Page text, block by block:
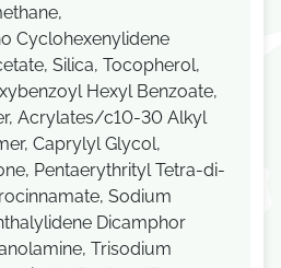
Cyclohexenylidene
Silica, Tocopherol,
Hexyl Benzoate,
Acrylates/c10-30 Alkyl
Caprylyl Glycol,
Pentaerythrityl Tetra-di-
Sodium
Dicamphor
Trisodium